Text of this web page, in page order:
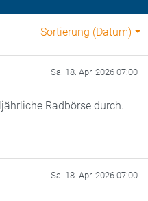
Sortierung (Datum)
Sa. 18. Apr. 2026 07:00
Radbörse durch.
Sa. 18. Apr. 2026 07:00